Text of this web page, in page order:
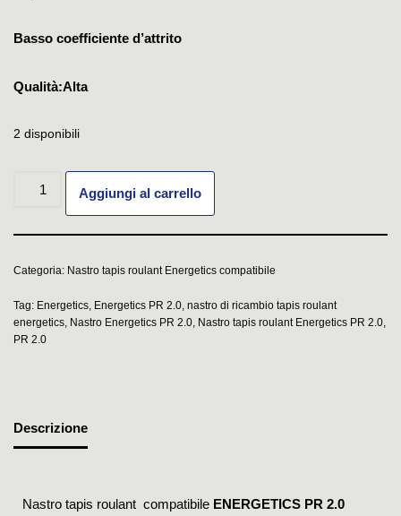
Basso coefficiente d’attrito
Qualità:Alta
2 disponibili
Aggiungi al carrello
Categoria: Nastro tapis roulant Energetics compatibile
Tag: Energetics Energetics PR 2.0 nastro di ricambio tapis roulant
energetics Nastro Energetics PR 2.0 Nastro tapis roulant Energetics PR 2.0
PR 2.0
Descrizione
Nastro tapis roulant compatibile ENERGETICS PR 2.0